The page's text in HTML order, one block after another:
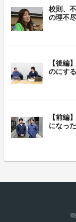
校則、
の理不
【後編
のにす
【前編
になっ
©